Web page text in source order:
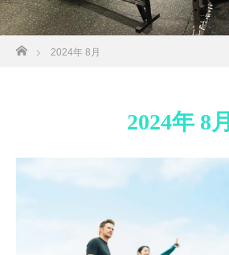
ホーム
2024年 8月
2024年 8月